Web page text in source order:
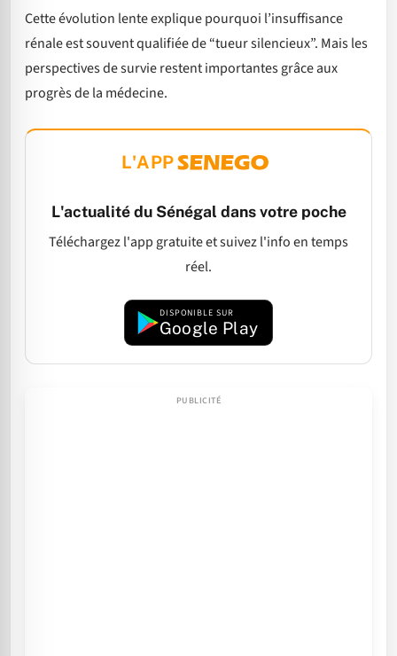
Cette évolution lente explique pourquoi l’insuffisance
rénale est souvent qualifiée de“tueur silencieux”. Mais les
perspectives de survie restent importantes grâce aux
progrès de la médecine.
L'APP
L'actualité du Sénégal dans votre poche
Téléchargez l'app gratuite et suivez l'info en temps
réel.
DISPONIBLE SUR
Google Play